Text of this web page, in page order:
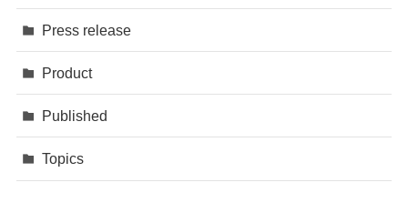
Press release
Product
Published
Topics